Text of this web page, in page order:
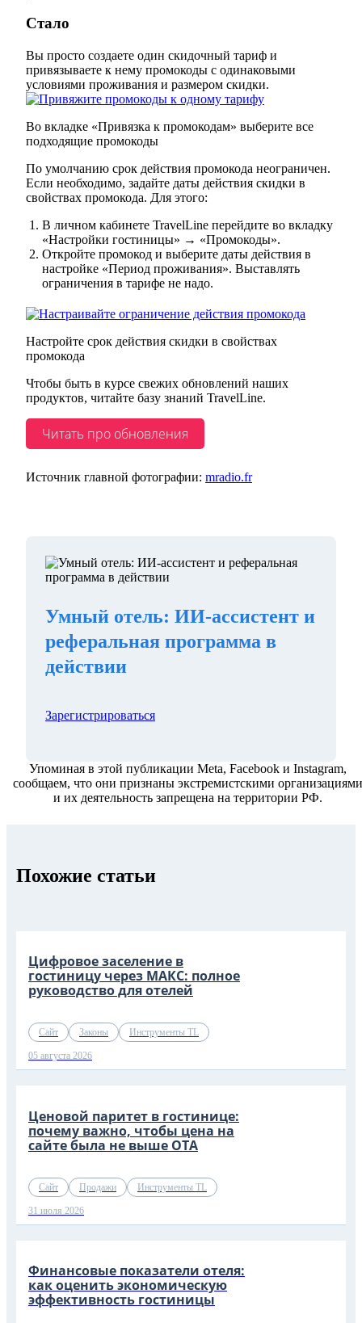
Стало
Вы просто создаете один скидочный тариф и
привязываете к нему промокоды с одинаковыми
условиями проживания и размером скидки.
Во вкладке «Привязка к промокодам» выберите все
подходящие промокоды
По умолчанию срок действия промокода неограничен.
Если необходимо, задайте даты действия скидки в
свойствах промокода. Для этого:
В личном кабинете TravelLine перейдите во вкладку
«Настройки гостиницы» → «Промокоды».
Откройте промокод и выберите даты действия в
настройке «Период проживания». Выставлять
ограничения в тарифе не надо.
Настройте срок действия скидки в свойствах
промокода
Чтобы быть в курсе свежих обновлений наших
продуктов, читайте базу знаний TravelLine.
Читать про обновления
Источник главной фотографии: mradio.fr
Умный отель: ИИ-ассистент и
реферальная программа в
действии
Зарегистрироваться
Упоминая в этой публикации Meta, Facebook и Instagram,
сообщаем, что они признаны экстремистскими организациями
и их деятельность запрещена на территории РФ.
Похожие статьи
Цифровое заселение в
гостиницу через МАКС: полное
руководство для отелей
Сайт Законы Инструменты TL
05 августа 2026
Ценовой паритет в гостинице:
почему важно, чтобы цена на
сайте была не выше OTA
Сайт Продажи Инструменты TL
31 июля 2026
Финансовые показатели отеля:
как оценить экономическую
эффективность гостиницы